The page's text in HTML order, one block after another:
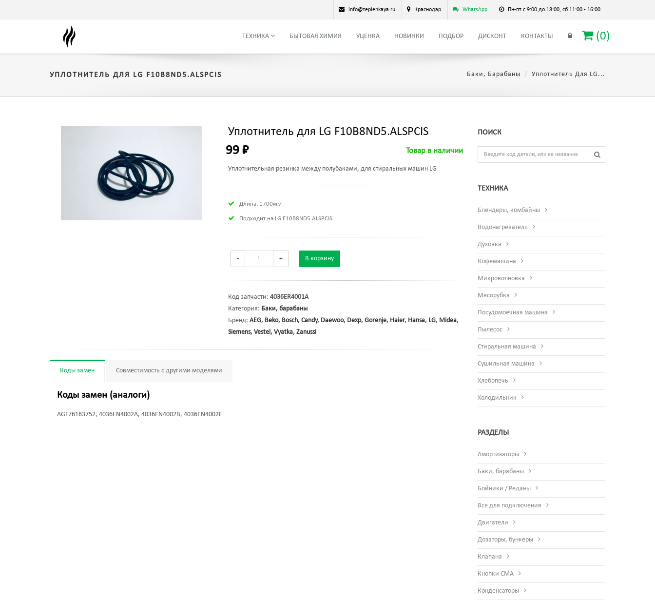
info@teplenkaya.ru Краснодар WhatsApp Пн-пт с 9:00 до 18:00, сб 11:00 - 16:00
ТЕХНИКА БЫТОВАЯ ХИМИЯ УЦЕНКА НОВИНКИ ПОДБОР ДИСКОНТ КОНТАКТЫ (0)
УПЛОТНИТЕЛЬ ДЛЯ LG F10B8ND5.ALSPCIS Баки, Барабаны Уплотнитель Для LG...
Уплотнитель для LG F10B8ND5.ALSPCIS
99 ₽ Товар в наличии
Уплотнительная резинка между полубаками, для стиральных машин LG
Длина: 1700мм
Подходит на LG F10B8ND5.ALSPCIS
- + В корзину
Код запчасти: 4036ER4001A
Категория: Баки, барабаны
Бренд: AEG, Beko, Bosch, Candy, Daewoo, Dexp, Gorenje, Haier, Hansa, LG, Midea,
Siemens, Vestel, Vyatka, Zanussi
Коды замен Совместимость с другими моделями
Коды замен (аналоги)
AGF76163752, 4036EN4002A, 4036EN4002B, 4036EN4002F
ПОИСК
ТЕХНИКА
Блендеры, комбайны
Водонагреватель
Духовка
Кофемашина
Микроволновка
Мясорубка
Посудомоечная машина
Пылесос
Стиральная машина
Сушильная машина
Хлебопечь
Холодильник
РАЗДЕЛЫ
Амортизаторы
Баки, барабаны
Бойники / Реданы
Все для подключения
Двигатели
Дозаторы, бункеры
Клапана
Кнопки СМА
Конденсаторы